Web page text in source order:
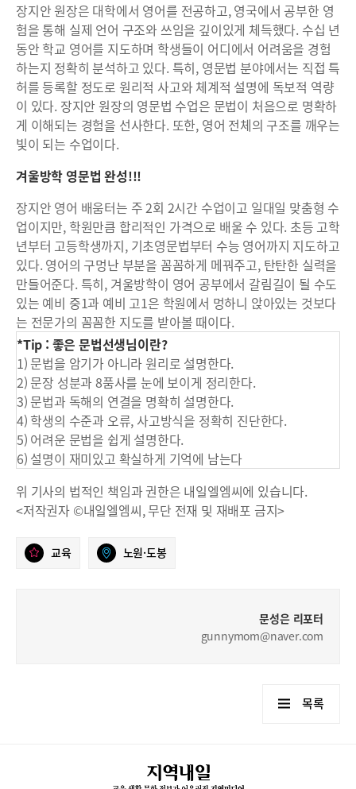
장지안 원장은 대학에서 영어를 전공하고, 영국에서 공부한 영
험을 통해 실제 언어 구조와 쓰임을 깊이있게 체득했다. 수십 년
동안 학교 영어를 지도하며 학생들이 어디에서 어려움을 경험
하는지 정확히 분석하고 있다. 특히, 영문법 분야에서는 직접 특
허를 등록할 정도로 원리적 사고와 체계적 설명에 독보적 역량
이 있다. 장지안 원장의 영문법 수업은 문법이 처음으로 명확하
게 이해되는 경험을 선사한다. 또한, 영어 전체의 구조를 깨우는
빛이 되는 수업이다.
겨울방학 영문법 완성!!!
장지안 영어 배움터는 주 2회 2시간 수업이고 일대일 맞춤형 수
업이지만, 학원만큼 합리적인 가격으로 배울 수 있다. 초등 고학
년부터 고등학생까지, 기초영문법부터 수능 영어까지 지도하고
있다. 영어의 구멍난 부분을 꼼꼼하게 메꿔주고, 탄탄한 실력을
만들어준다. 특히, 겨울방학이 영어 공부에서 갈림길이 될 수도
있는 예비 중1과 예비 고1은 학원에서 멍하니 앉아있는 것보다
는 전문가의 꼼꼼한 지도를 받아볼 때이다.
*Tip : 좋은 문법선생님이란?
1) 문법을 암기가 아니라 원리로 설명한다.
2) 문장 성분과 8품사를 눈에 보이게 정리한다.
3) 문법과 독해의 연결을 명확히 설명한다.
4) 학생의 수준과 오류, 사고방식을 정확히 진단한다.
5) 어려운 문법을 쉽게 설명한다.
6) 설명이 재미있고 확실하게 기억에 남는다
위 기사의 법적인 책임과 권한은 내일엘엠씨에 있습니다.
<저작권자 ©내일엘엠씨, 무단 전재 및 재배포 금지>
교육 노원·도봉
문성은 리포터
gunnymom@naver.com
목록